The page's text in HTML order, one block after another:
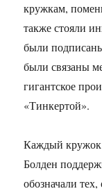
кружкам,
также стояли
были
были связаны
гигантское
«Тинкертой».
Каждый кружок
Болден
обозначали